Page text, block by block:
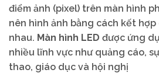
điểm ảnh (pixel) trên màn hình
nên hình ảnh bằng cách kết hợp
nhau. Màn hình LED được ứng
nhiều lĩnh vực như quảng cáo,
thao, giáo dục và hội nghị